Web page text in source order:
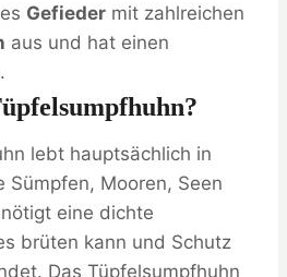
Gefieder mit zahlreichen
aus und hat einen
lebt hauptsächlich in
Sümpfen, Mooren, Seen
eine dichte
brüten kann und Schutz
Das Tüpfelsumpfhuhn